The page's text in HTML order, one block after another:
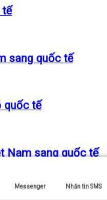
tế
sang quốc tế
quốc tế
Nam sang quốc tế
Messenger Nhắn tin SMS